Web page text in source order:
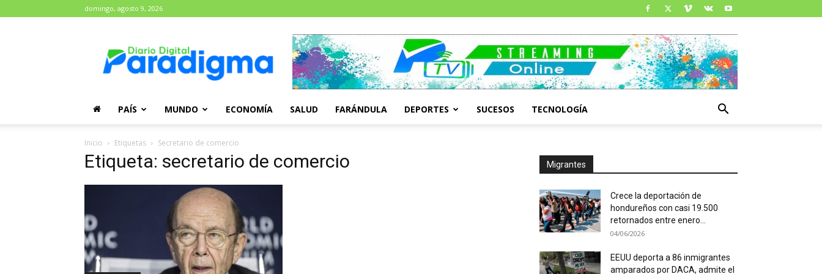
domingo, agosto 9, 2026
Paradigma
PAÍS MUNDO ECONOMÍA SALUD FARÁNDULA DEPORTES SUCESOS TECNOLOGÍA
Inicio Etiquetas Secretario de comercio
Etiqueta: secretario de comercio Migrantes
Crece la deportación de
hondureños con casi 19.500
retornados entre enero...
04/06/2026
EEUU deporta a 86 inmigrantes
amparados por DACA, admite el